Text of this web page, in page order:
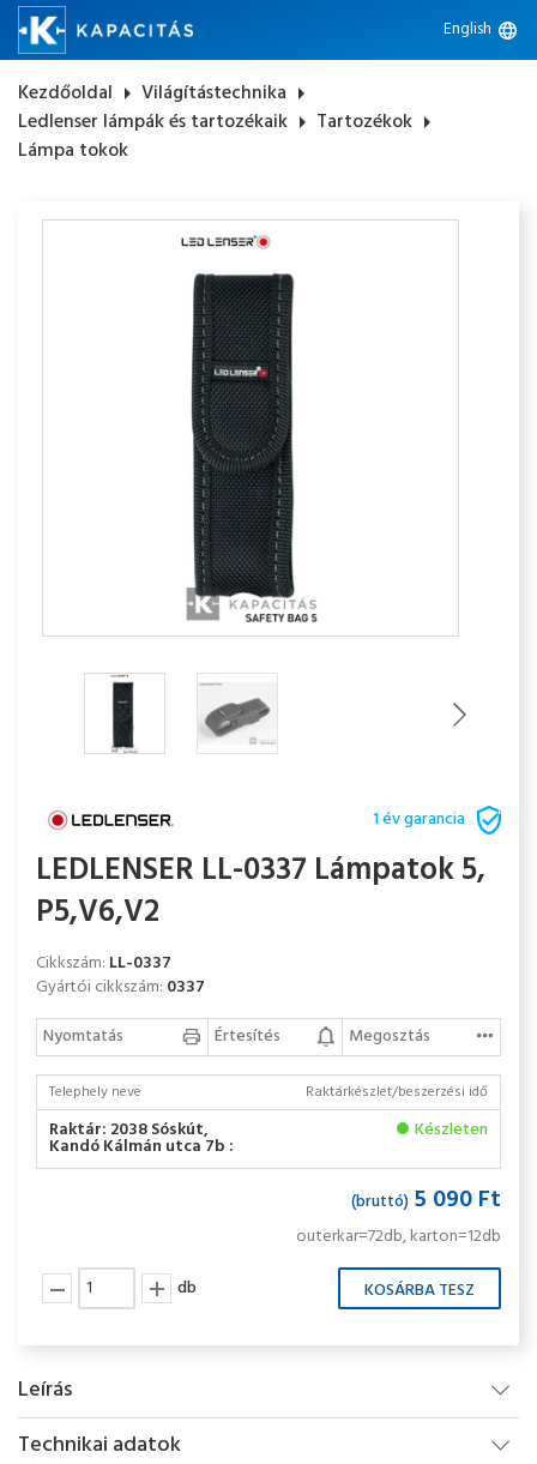
English language
Kezdőoldal arrow_right Világítástechnika arrow_right
Ledlenser lámpák és tartozékaik arrow_right Tartozékok arrow_right
Lámpa tokok
1 év garancia
LEDLENSER LL-0337 Lámpatok 5,
P5,V6,V2
Cikkszám: LL-0337
Gyártói cikkszám: 0337
Nyomtatás
Értesítés Megosztás
Telephely neve Raktárkészlet/beszerzési idő
Raktár: 2038 Sóskút,
Kandó Kálmán utca 7b :
Készleten
(bruttó) 5 090 Ft
outerkar=72db, karton=12db
db
Leírás
Technikai adatok